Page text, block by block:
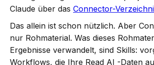
Claude über das Connector-
Das allein ist schon nützlich. Aber
nur Rohmaterial. Was dieses
Ergebnisse verwandelt, sind Skills:
Workflows, die Ihre Read AI -Daten